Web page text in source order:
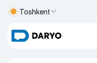
Toshkent